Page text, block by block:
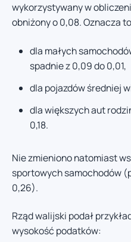
wykorzystywany w
obniżony o 0,08. Oznacza
dla małych
spadnie z 0,09 do 0,01,
dla pojazdów średniej
dla większych aut
0,18.
Nie zmieniono natomiast
sportowych samochodów
0,26).
Rząd walijski podał
wysokość podatków: